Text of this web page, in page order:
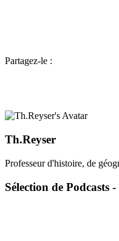
Partagez-le :
Th.Reyser
Professeur d'histoire, de
Sélection de Podcasts